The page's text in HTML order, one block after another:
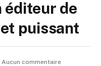
éditeur de
puissant
Aucun commentaire